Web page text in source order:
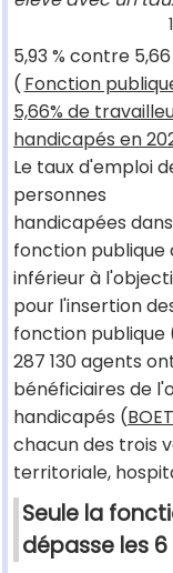
5,93 % contre 5,66
( Fonction
5,66% de
handicapés en
Le taux d'emploi
personnes
handicapées
fonction publique
inférieur à
pour l'insertion
fonction publique
287 130 agents
bénéficiaires de
handicapés (
chacun des trois
territoriale,
Seule la
dépasse les 6